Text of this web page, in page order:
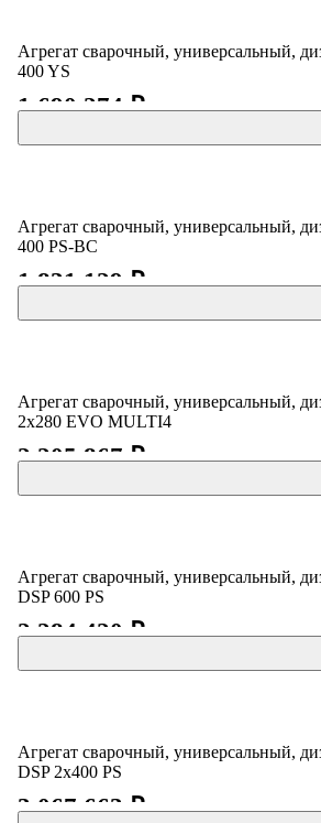
Агрегат сварочный, универсальный,
400 YS
1 690 274 ₽
Агрегат сварочный, универсальный,
400 PS-BC
1 831 129 ₽
Агрегат сварочный, универсальный,
2x280 EVO MULTI4
2 205 867 ₽
Агрегат сварочный, универсальный,
DSP 600 PS
2 284 420 ₽
Агрегат сварочный, универсальный,
DSP 2x400 PS
3 067 663 ₽